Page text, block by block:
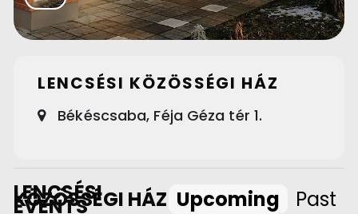
LENCSÉSI KÖZÖSSÉGI HÁZ
Békéscsaba, Féja Géza tér 1.
LENCSÉSI
KÖZÖSSÉGI HÁZ
EVENTS Upcoming
Past